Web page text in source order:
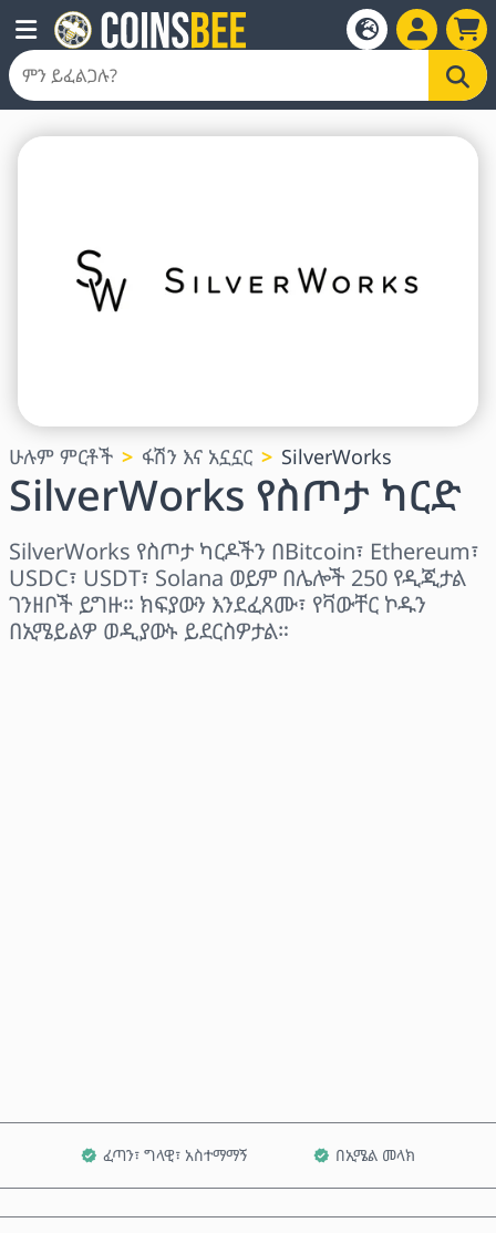
ሁሉም ምርቶች ፋሽን እና አኗኗር SilverWorks
SilverWorks የስጦታ ካርድ
SilverWorks የስጦታ ካርዶችን በBitcoin፣ Ethereum፣
USDC፣ USDT፣ Solana ወይም በሌሎች 250 የዲጂታል
ገንዘቦች ይግዙ። ክፍያውን እንደፈጸሙ፣ የቫውቸር ኮዱን
በኢሜይልዎ ወዲያውኑ ይደርስዎታል።
ፈጣን፣ ግላዊ፣ አስተማማኝ በኢሜል መላክ